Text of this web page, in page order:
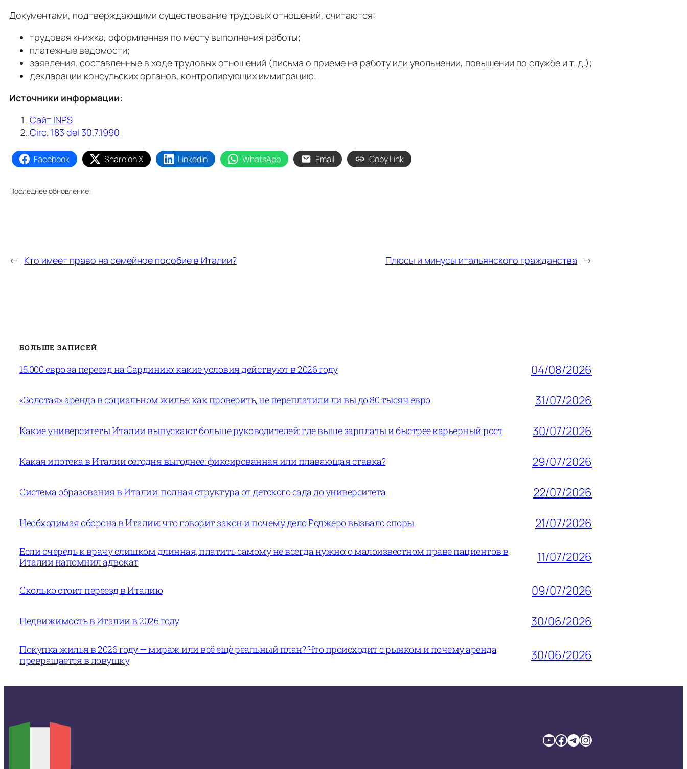
Документами, подтверждающими существование трудовых отношений, считаются:
трудовая книжка, оформленная по месту выполнения работы;
платежные ведомости;
заявления, составленные в ходе трудовых отношений (письма о приеме на работу или увольнении, повышении по службе и т. д.);
декларации консульских органов, контролирующих иммиграцию.
Источники информации:
Сайт INPS
Circ. 183 del 30.7.1990
Facebook Share on X LinkedIn WhatsApp Email Copy Link
Последнее обновление:
← Кто имеет право на семейное пособие в Италии? Плюсы и минусы итальянского гражданства →
БОЛЬШЕ ЗАПИСЕЙ
15.000 евро за переезд на Сардинию: какие условия действуют в 2026 году 04/08/2026
«Золотая» аренда в социальном жилье: как проверить, не переплатили ли вы до 80 тысяч евро 31/07/2026
Какие университеты Италии выпускают больше руководителей: где выше зарплаты и быстрее карьерный рост 30/07/2026
Какая ипотека в Италии сегодня выгоднее: фиксированная или плавающая ставка? 29/07/2026
Система образования в Италии: полная структура от детского сада до университета 22/07/2026
Необходимая оборона в Италии: что говорит закон и почему дело Роджеро вызвало споры 21/07/2026
Если очередь к врачу слишком длинная, платить самому не всегда нужно: о малоизвестном праве пациентов в
Италии напомнил адвокат
11/07/2026
Сколько стоит переезд в Италию 09/07/2026
Недвижимость в Италии в 2026 году 30/06/2026
Покупка жилья в 2026 году — мираж или всё ещё реальный план? Что происходит с рынком и почему аренда
превращается в ловушку
30/06/2026
YouTube Facebook TelegramInstagram